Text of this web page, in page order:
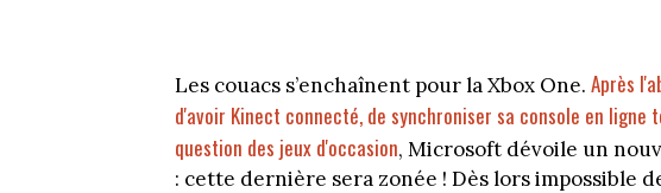
Les couacs s’enchaînent pour la Xbox One. Après
d'avoir Kinect connecté, de synchroniser sa console en
question des jeux d'occasion, Microsoft dévoile un
: cette dernière sera zonée ! Dès lors impossible